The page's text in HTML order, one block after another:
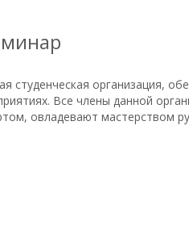
студенческая организация,
Все члены данной
овладевают мастерством